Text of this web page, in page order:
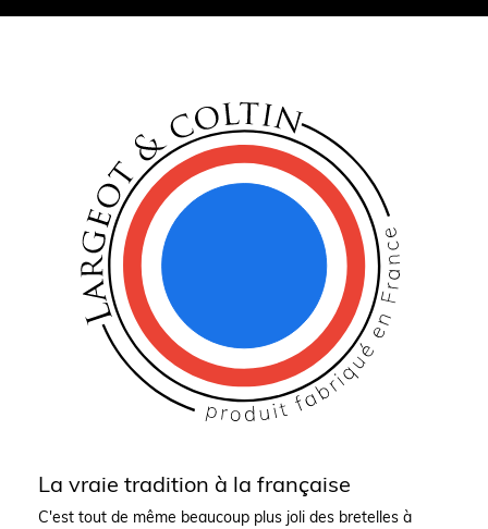
La vraie tradition à la française
C'est tout de même beaucoup plus joli des bretelles à